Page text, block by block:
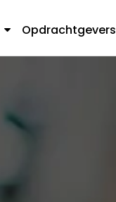
Opdrachtgevers